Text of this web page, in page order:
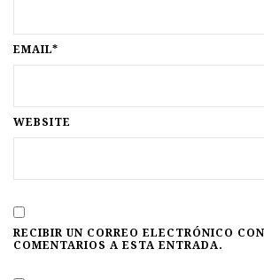
EMAIL*
WEBSITE
RECIBIR UN CORREO ELECTRÓNICO
COMENTARIOS A ESTA ENTRADA.